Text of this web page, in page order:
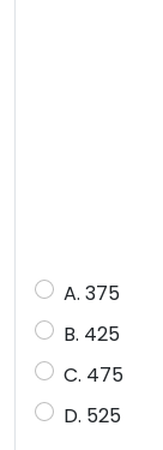
A. 375
B. 425
C. 475
D. 525